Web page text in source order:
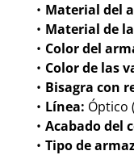
Material del
Material de
Color del
Color de las
Bisagra con
Línea: Óptico
Acabado del
Tipo de